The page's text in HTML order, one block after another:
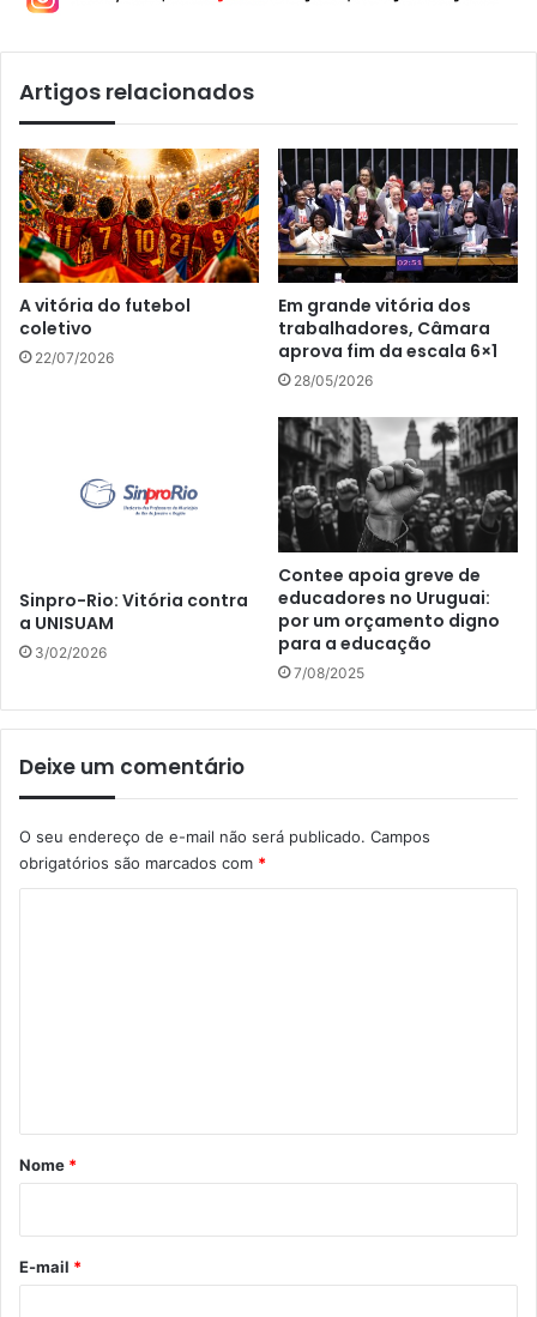
Artigos relacionados
A vitória do futebol
coletivo
22/07/2026
Em grande vitória dos
trabalhadores, Câmara
aprova fim da escala 6×1
28/05/2026
Sinpro-Rio: Vitória contra
a UNISUAM
3/02/2026
Contee apoia greve de
educadores no Uruguai:
por um orçamento digno
para a educação
7/08/2025
Deixe um comentário
O seu endereço de e-mail não será publicado. Campos
obrigatórios são marcados com *
r
*
Nome *
E-mail *